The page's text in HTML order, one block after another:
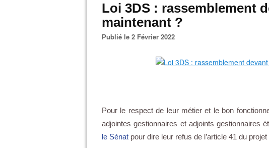
Loi 3DS : rassemblement
maintenant ?
Publié le 2 Février 2022
Pour le respect de leur métier et le bon
adjointes gestionnaires et adjoints gestionnaires
le Sénat pour dire leur refus de l’article 41 du